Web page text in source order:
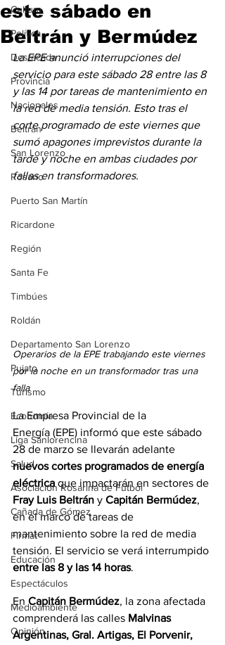
Cultura
Política
Destacada
Provincia
Nacionales
Beltrán
San Lorenzo
Rosario
Puerto San Martín
Ricardone
Región
Santa Fe
Timbúes
Roldán
Departamento San Lorenzo
Pujato
Turismo
Economía
Liga Sanlorencina
Salud
Asociación Rosarina de Fútbol
Cañada de Gómez
Firmat
Educación
Espectáculos
Medioambiente
Opinión
este sábado en
Beltrán y Bermúdez
La EPE anunció interrupciones del
servicio para este sábado 28 entre las 8
y las 14 por tareas de mantenimiento en
la red de media tensión. Esto tras el
corte programado de este viernes que
sumó apagones imprevistos durante la
tarde y noche en ambas ciudades por
fallas en transformadores.
Operarios de la EPE trabajando este viernes
por la noche en un transformador tras una
falla
La Empresa Provincial de la
Energía (EPE) informó que este sábado
28 de marzo se llevarán adelante
nuevos cortes programados de energía
eléctrica que impactarán en sectores de
Fray Luis Beltrán y Capitán Bermúdez,
en el marco de tareas de
mantenimiento sobre la red de media
tensión. El servicio se verá interrumpido
entre las 8 y las 14 horas.
En Capitán Bermúdez, la zona afectada
comprenderá las calles Malvinas
Argentinas, Gral. Artigas, El Porvenir,